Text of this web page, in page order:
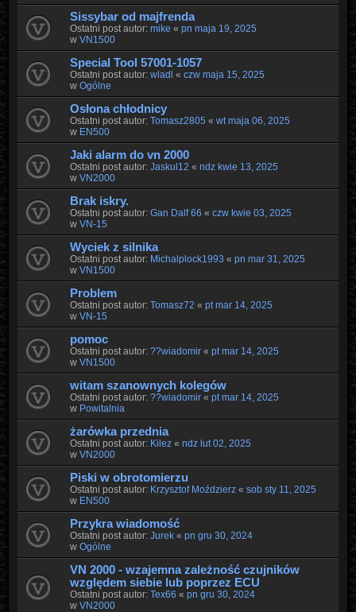
Sissybar od majfrenda
Ostatni post autor: mike « pn maja 19, 2025
w VN1500
Special Tool 57001-1057
Ostatni post autor: wladl « czw maja 15, 2025
w Ogólne
Osłona chłodnicy
Ostatni post autor: Tomasz2805 « wt maja 06, 2025
w EN500
Jaki alarm do vn 2000
Ostatni post autor: Jaskul12 « ndz kwie 13, 2025
w VN2000
Brak iskry.
Ostatni post autor: Gan Dalf 66 « czw kwie 03, 2025
w VN-15
Wyciek z silnika
Ostatni post autor: Michalplock1993 « pn mar 31, 2025
w VN1500
Problem
Ostatni post autor: Tomasz72 « pt mar 14, 2025
w VN-15
pomoc
Ostatni post autor: ??wiadomir« pt mar 14, 2025
w VN1500
witam szanownych kolegów
Ostatni post autor: ??wiadomir« pt mar 14, 2025
w Powitalnia
żarówka przednia
Ostatni post autor: Kilez« ndz lut 02, 2025
w VN2000
Piski w obrotomierzu
Ostatni post autor: Krzysztof Moździerz« sob sty 11, 2025
w EN500
Przykra wiadomość
Ostatni post autor: Jurek« pn gru 30, 2024
w Ogólne
VN 2000 - wzajemna zależność czujników
względem siebie lub poprzez ECU
Ostatni post autor: Tex66 « pn gru 30, 2024
w VN2000